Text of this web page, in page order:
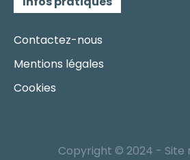
Contactez-nous
Mentions légales
Cookies
Copyright © 2024 - Site